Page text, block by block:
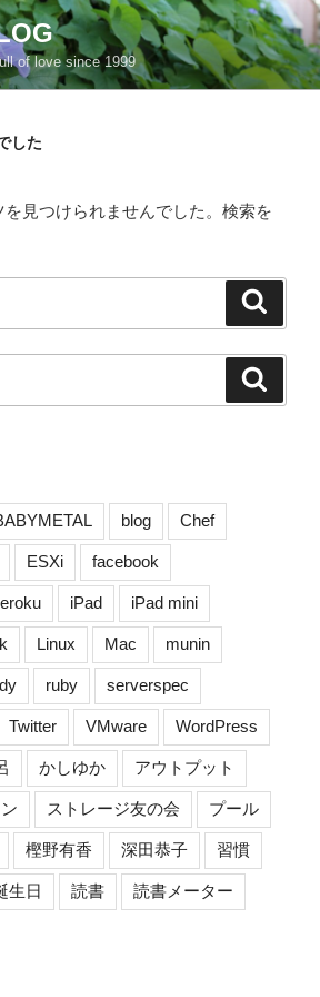
of love since 1999
した
見つけられませんでした。検索を
blog Chef
ESXi facebook
iPad iPad mini
Linux Mac munin
ruby serverspec
Twitter VMware WordPress
かしゆか アウトプット
ストレージ友の会 プール
樫野有香 深田恭子 習慣
生日 読書 読書メーター